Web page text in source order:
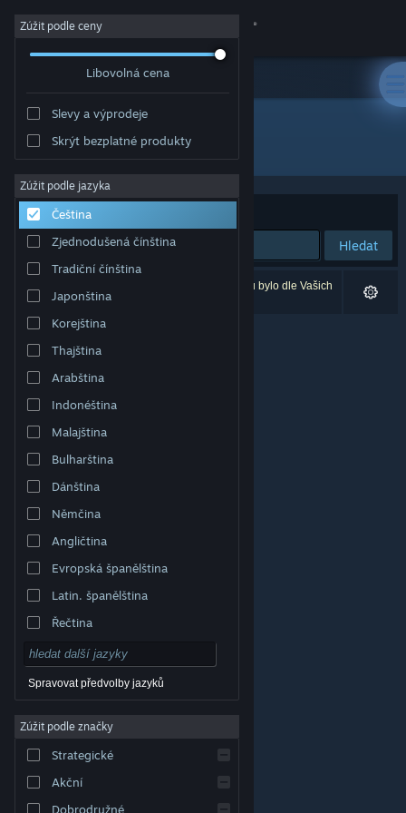
Přihlásit se
Komunita
Informace
Podpora
Změnit jazyk
Mobilní aplikace služby Steam
Desktopová verze stránky
© Valve Corporation. Všechna práva vyhrazena.
příslušných subjektů v USA a dalších zemích.
Smlouva o užívání služby Steam
Cookies
Zúžit podle ceny
Libovolná cena
Slevy a výprodeje
Skrýt bezplatné produkty
Zúžit podle jazyka
Čeština
Zjednodušená čínština
Tradiční čínština
Japonština
Korejština
Thajština
Arabština
Indonéština
Malajština
Bulharština
Dánština
Němčina
Angličtina
Evropská španělština
Latin. španělština
Řečtina
Spravovat předvolby jazyků
Zúžit podle značky
Strategické
Akční
Dobrodružné
Vývojář: Flyover Zone
Seřadit podle
Hledat
Vašemu zadání odpovídá 0 výsledků. 2 produktů bylo dle Vašich
předvoleb vyloučeno z výsledků vyhledávání.